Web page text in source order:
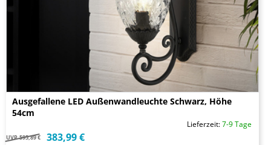
Ausgefallene LED Außenwandleuchte Schwarz, Höhe
54cm
Lieferzeit:7-9 Tage
UVP 595,89 € 383,99 €